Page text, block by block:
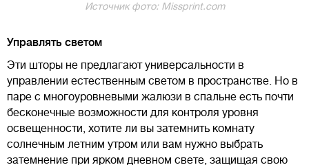
Источник фото: Missprint.com
Управлять светом
Эти шторы не предлагают универсальности в
управлении естественным светом в пространстве. Но в
паре с многоуровневыми жалюзи в спальне есть почти
бесконечные возможности для контроля уровня
освещенности, хотите ли вы затемнить комнату
солнечным летним утром или вам нужно выбрать
затемнение при ярком дневном свете, защищая свою